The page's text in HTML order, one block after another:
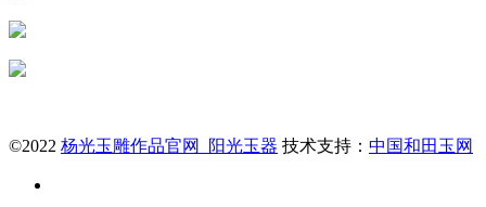
©2022 杨光玉雕作品官网_阳光玉器 技术支持： 中国和田玉网